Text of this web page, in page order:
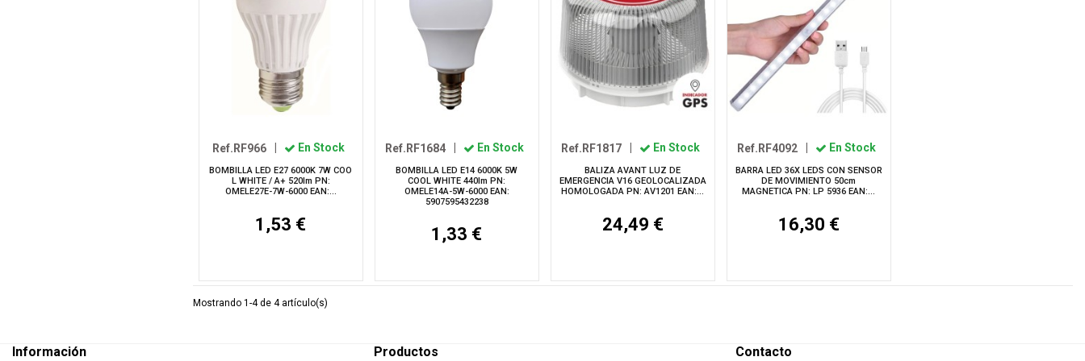
Ref.RF966 En Stock
BOMBILLA LED E27 6000K 7W COO
L WHITE / A+ 520lm PN:
OMELE27E-7W-6000 EAN:...
1,53 €
Ref.RF1684 En Stock
BOMBILLA LED E14 6000K 5W
COOL WHITE 440lm PN:
OMELE14A-5W-6000 EAN:
5907595432238
1,33 €
Ref.RF1817 En Stock
BALIZA AVANT LUZ DE
EMERGENCIA V16 GEOLOCALIZADA
HOMOLOGADA PN: AV1201 EAN:...
24,49 €
Ref.RF4092 En Stock
BARRA LED 36X LEDS CON SENSOR
DE MOVIMIENTO 50cm
MAGNETICA PN: LP 5936 EAN:...
16,30 €
Mostrando 1-4 de 4 artículo(s)
Información Productos Contacto